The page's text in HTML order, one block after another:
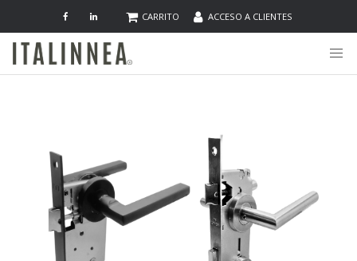
CARRITO ACCESO A CLIENTES